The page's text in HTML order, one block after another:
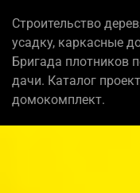
Строительство
усадку, каркасные
Бригада плотников
дачи. Каталог
домокомплект.